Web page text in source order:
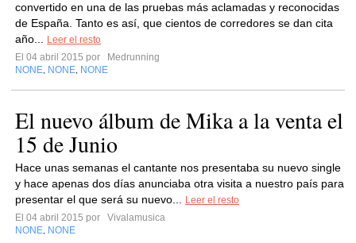
convertido en una de las pruebas más aclamadas y reconocidas
de España. Tanto es así, que cientos de corredores se dan cita
año...
Leer el resto
El 04 abril 2015 por
Medrunning
NONE NONE NONE
El nuevo álbum de Mika a la venta el
15 de Junio
Hace unas semanas el cantante nos presentaba su nuevo single
y hace apenas dos días anunciaba otra visita a nuestro país para
presentar el que será su nuevo...
Leer el resto
El 04 abril 2015 por
Vivalamusica
NONE NONE